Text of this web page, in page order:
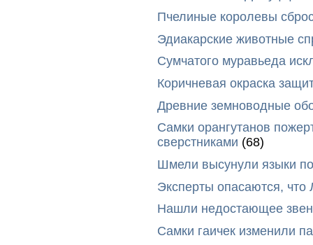
Пчелиные королевы
Эдиакарские животные
Сумчатого муравьеда
Коричневая окраска
Древние земноводные
Самки орангутанов
сверстниками (68)
Шмели высунули языки
Эксперты опасаются,
Нашли недостающее
Самки гаичек изменили